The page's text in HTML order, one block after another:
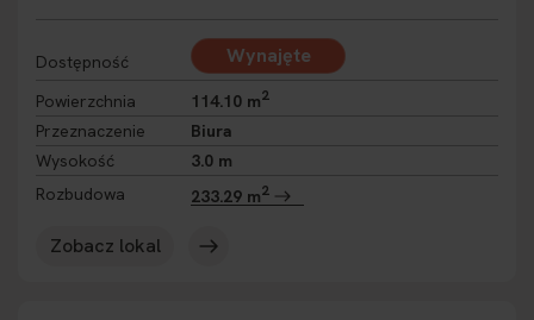
Dostępność Wynajęte
Powierzchnia 114.10 m2
Przeznaczenie
Biura
Wysokość
3.0 m
Rozbudowa
233.29 m2
Zobacz lokal